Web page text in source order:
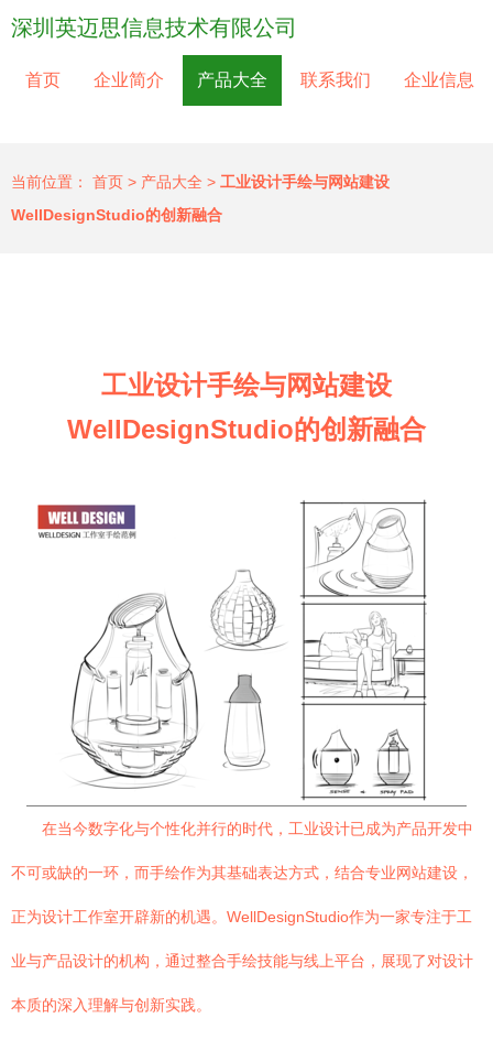
深圳英迈思信息技术有限公司
首页 企业简介 产品大全 联系我们 企业信息
当前位置： 首页 > 产品大全 > 工业设计手绘与网站建设
WellDesignStudio的创新融合
工业设计手绘与网站建设
WellDesignStudio的创新融合
在当今数字化与个性化并行的时代，工业设计已成为产品开发中
不可或缺的一环，而手绘作为其基础表达方式，结合专业网站建设，
正为设计工作室开辟新的机遇。WellDesignStudio作为一家专注于工
业与产品设计的机构，通过整合手绘技能与线上平台，展现了对设计
本质的深入理解与创新实践。